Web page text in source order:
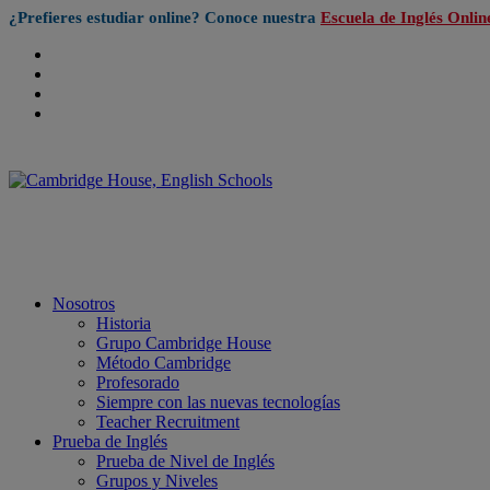
¿Prefieres estudiar online? Conoce nuestra Escuela de Inglés
Nosotros
Historia
Grupo Cambridge House
Método Cambridge
Profesorado
Siempre con las nuevas tecnologías
Teacher Recruitment
Prueba de Inglés
Prueba de Nivel de Inglés
Grupos y Niveles